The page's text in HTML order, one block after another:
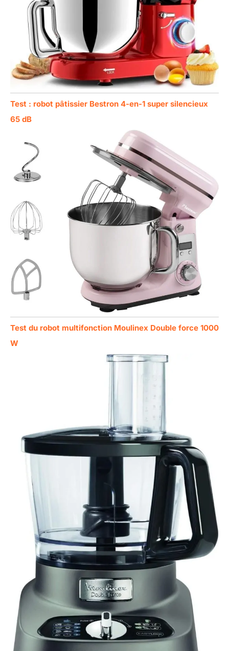
Test : robot pâtissier Bestron 4-en-1 super silencieux
65 dB
Test du robot multifonction Moulinex Double force 1000
W